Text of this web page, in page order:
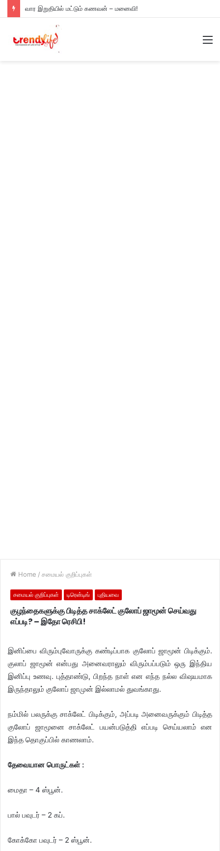
வார இறுதியில் மட்டும் கணவன் – மனைவி!
Home / சமையல் குறிப்புகள்
சமையல் குறிப்புகள் டிரென்டிங் புதியவை
குழந்தைகளுக்கு பிடித்த சாக்லேட் குலோப் ஜாமூன் செய்வது
எப்படி? – இதோ ரெசிபி!
இனிப்பை விரும்புவோருக்கு கண்டிப்பாக குலோப் ஜாமூன் பிடிக்கும்.
குலாப் ஜாமூன் என்பது அனைவராலும் விரும்பப்படும் ஒரு இந்திய
இனிப்பு உணவு. புத்தாண்டு, பிறந்த நாள் என எந்த நல்ல விஷயமாக
இருந்தாலும் குலோப் ஜாமுன் இல்லாமல் துவங்காது.
நம்மில் பலருக்கு சாக்லேட் பிடிக்கும், அப்படி அனைவருக்கும் பிடித்த
குலோப் ஜாமூனை சாக்லேட் பயன்படுத்தி எப்படி செய்யலாம் என
இந்த தொகுப்பில் காணலாம்.
தேவையான பொருட்கள் :
மைதா – 4 ஸ்பூன்.
பால் பவுடர் – 2 கப்.
கோக்கோ பவுடர் – 2 ஸ்பூன்.